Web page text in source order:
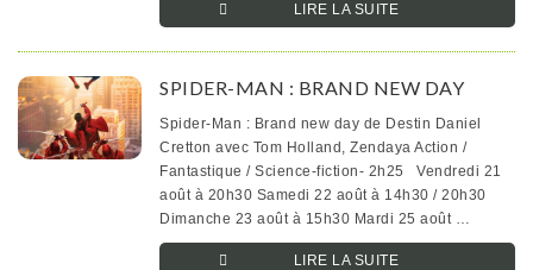
LIRE LA SUITE­­
SPIDER-MAN : BRAND NEW DAY
Spider-Man : Brand new day de Destin Daniel
Cretton avec Tom Holland, Zendaya Action /
Fantastique / Science-fiction- 2h25 Vendredi 21
août à 20h30 Samedi 22 août à 14h30 / 20h30
Dimanche 23 août à 15h30 Mardi 25 août …
LIRE LA SUITE­­